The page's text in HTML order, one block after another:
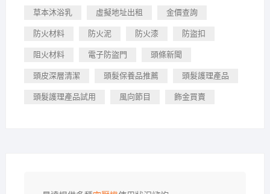
草本沐浴乳 虛擬地址出租 金價查詢
防火材料 防火泥 防火漆 防盜扣
阻火材料 電子防盜門 頭條新聞
頭皮深層清潔 頭髮保養品推薦 頭髮護理產品
頭髮護理產品試用 風向節目 飾金買賣